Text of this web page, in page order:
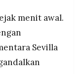
menit awal.
Sevilla